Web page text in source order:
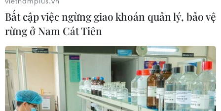
Bất cập việc ngừng giao khoán quản lý, bảo vệ
rừng ở Nam Cát Tiên